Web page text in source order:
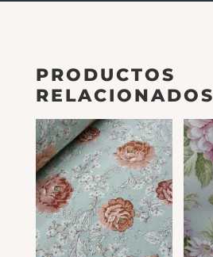
PRODUCTOS
RELACIONADOS